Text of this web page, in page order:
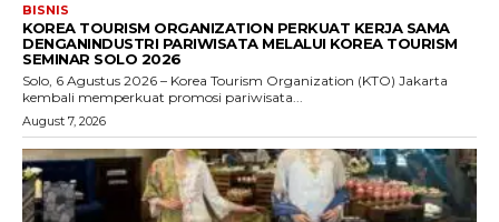
BISNIS
KOREA TOURISM ORGANIZATION PERKUAT KERJA SAMA
DENGANINDUSTRI PARIWISATA MELALUI KOREA TOURISM
SEMINAR SOLO 2026
Solo, 6 Agustus 2026 – Korea Tourism Organization (KTO) Jakarta
kembali memperkuat promosi pariwisata...
August 7, 2026